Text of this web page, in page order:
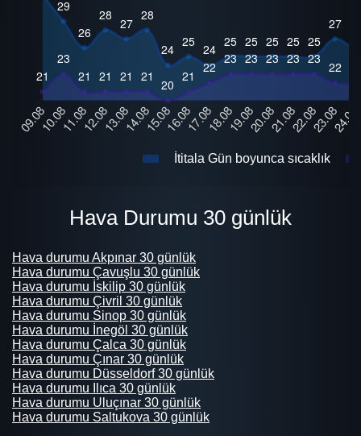
İtitala Gün boyunca sıcaklık
Hava Durumu 30 günlük
Hava durumu Akpınar 30 günlük
Hava durumu Çavuşlu 30 günlük
Hava durumu İskilip 30 günlük
Hava durumu Çivril 30 günlük
Hava durumu Sinop 30 günlük
Hava durumu İnegöl 30 günlük
Hava durumu Çalca 30 günlük
Hava durumu Çınar 30 günlük
Hava durumu Düsseldorf 30 günlük
Hava durumu Ilıca 30 günlük
Hava durumu Uluçınar 30 günlük
Hava durumu Saltukova 30 günlük